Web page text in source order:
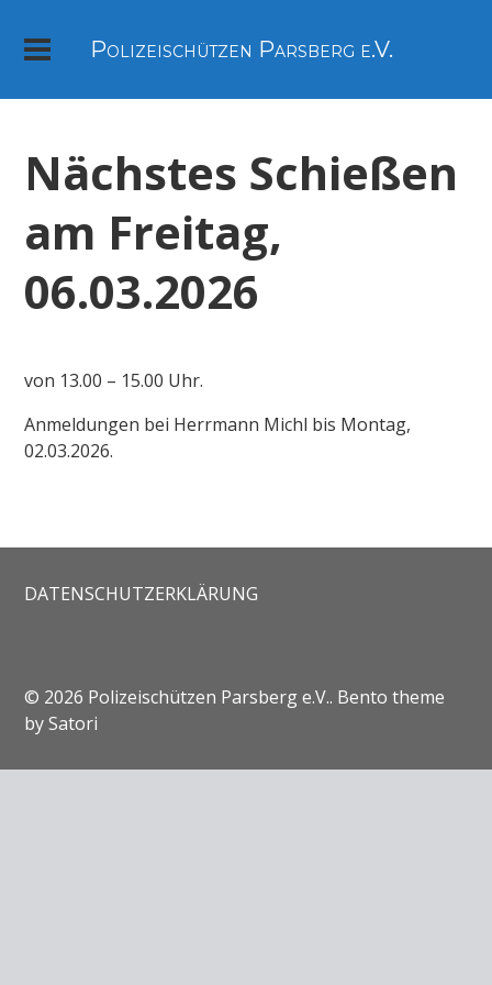
Polizeischützen Parsberg e.V.
Nächstes Schießen
am Freitag,
06.03.2026
von 13.00 – 15.00 Uhr.
Anmeldungen bei Herrmann Michl bis Montag,
02.03.2026.
DATENSCHUTZERKLÄRUNG
© 2026 Polizeischützen Parsberg e.V.. Bento theme
by Satori